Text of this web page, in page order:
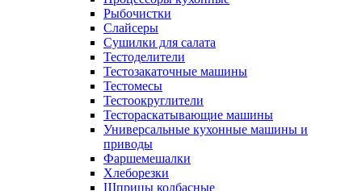
Рыбочистки
Слайсеры
Сушилки для салата
Тестоделители
Тестозакаточные машины
Тестомесы
Тестоокруглители
Тестораскатывающие машины
Универсальные кухонные машины и
приводы
Фаршемешалки
Хлеборезки
Шприцы колбасные